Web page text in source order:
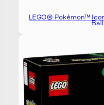
LEGO® Pokémon™
Ball